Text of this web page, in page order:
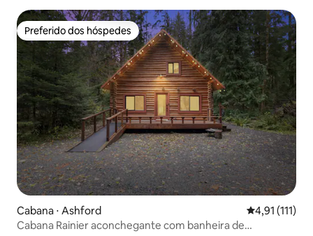
Preferido dos hóspedes
Preferido dos hóspedes
Cabana ⋅ Ashford 4,91 de uma
4,91 (111)
Cabana Rainier aconchegante com banheira de